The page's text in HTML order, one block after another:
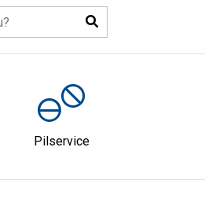
Zoeken
Pilservice